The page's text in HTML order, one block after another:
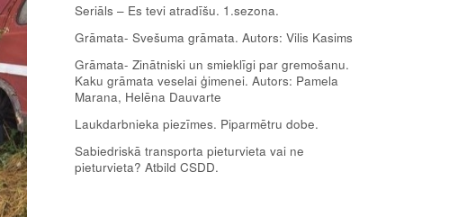
Seriāls – Es tevi atradīšu. 1.sezona.
Grāmata- Svešuma grāmata. Autors: Vilis Kasims
Grāmata- Zinātniski un smieklīgi par gremošanu.
Kaku grāmata veselai ģimenei. Autors: Pamela
Marana, Helēna Dauvarte
Laukdarbnieka piezīmes. Piparmētru dobe.
Sabiedriskā transporta pieturvieta vai ne
pieturvieta? Atbild CSDD.